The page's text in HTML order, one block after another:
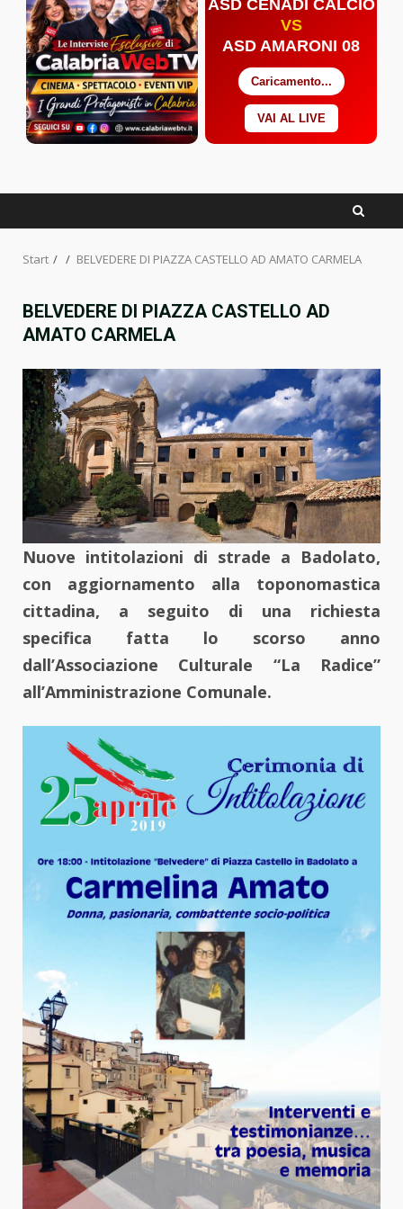
ASD CENADI CALCIO
VS
ASD AMARONI 08
Caricamento...
VAI AL LIVE
Start BELVEDERE DI PIAZZA CASTELLO AD AMATO CARMELA
BELVEDERE DI PIAZZA CASTELLO AD
AMATO CARMELA
Nuove intitolazioni di strade a Badolato,
con aggiornamento alla toponomastica
cittadina, a seguito di una richiesta
specifica fatta lo scorso anno
dall’Associazione Culturale “La Radice”
all’Amministrazione Comunale.